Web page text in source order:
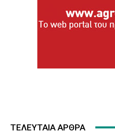
ΤΕΛΕΥΤΑΙΑ ΑΡΘΡΑ